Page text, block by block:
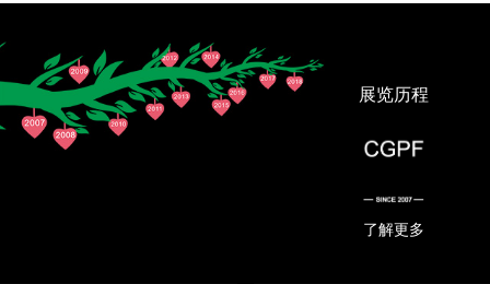
展览历程
了解更多